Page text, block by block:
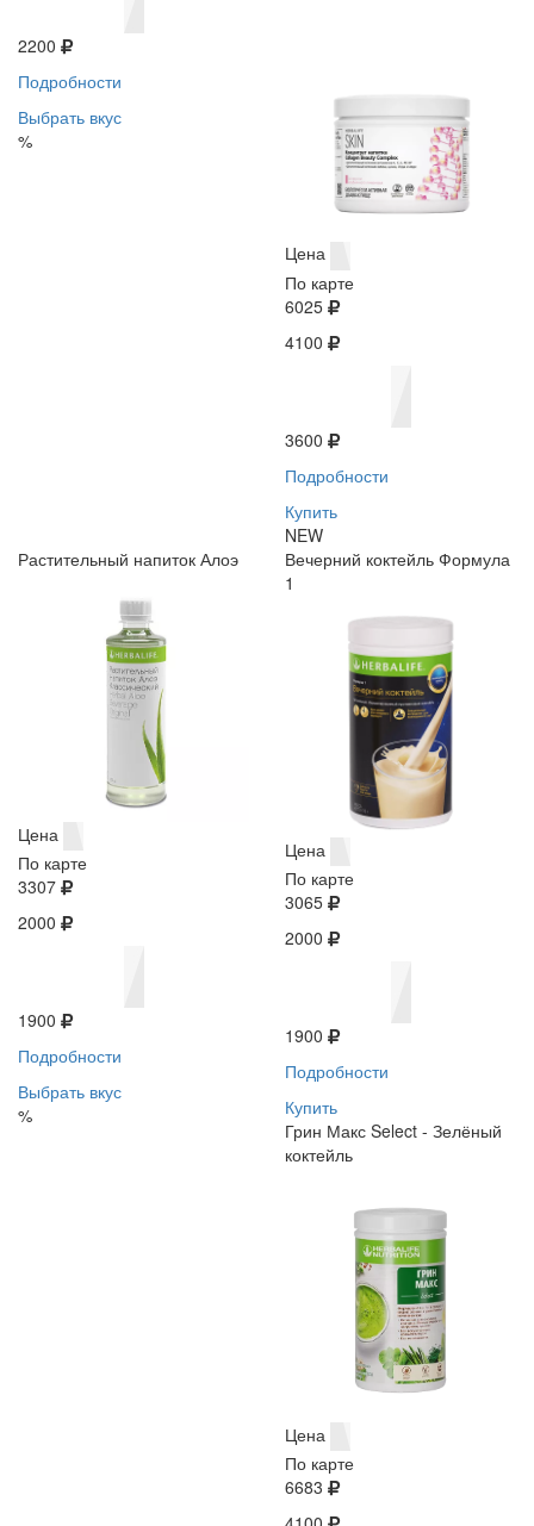
2200
Подробности
Выбрать вкус
%
Цена
По карте
6025
4100
3600
Подробности
Купить
NEW
Растительный напиток Алоэ
Цена
По карте
3307
2000
1900
Подробности
Выбрать вкус
%
Вечерний коктейль Формула
1
Цена
По карте
3065
2000
1900
Подробности
Купить
Грин Макс Select - Зелёный
коктейль
Цена
По карте
6683